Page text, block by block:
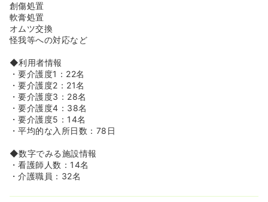
創傷処置
軟膏処置
オムツ交換
怪我等への対応など
◆利用者情報
・要介護度1：22名
・要介護度2：21名
・要介護度3：28名
・要介護度4：38名
・要介護度5：14名
・平均的な入所日数：78日
◆数字でみる施設情報
・看護師人数：14名
・介護職員：32名